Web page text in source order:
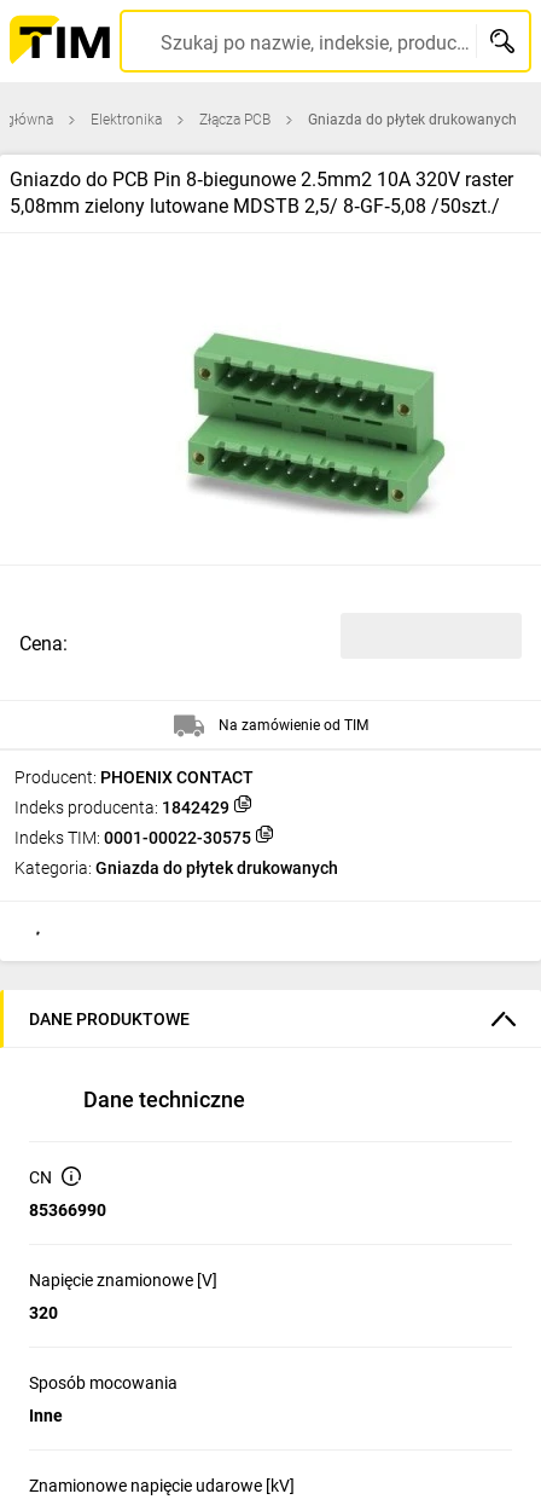
Szukaj po nazwie, indeksie, producencie, kodzie kreskowym...
główna Elektronika Złącza PCB Gniazda do płytek drukowanych
Gniazdo do PCB Pin 8‑biegunowe 2.5mm2 10A 320V raster
5,08mm zielony lutowane MDSTB 2,5/ 8‑GF‑5,08 /50szt./
Producent: PHOENIX CONTACT
Indeks producenta: 1842429
Indeks TIM: 0001-00022-30575
Kategoria: Gniazda do płytek drukowanych
Cena:
Na zamówienie od TIM
DANE PRODUKTOWE
Dane techniczne
CN
85366990
Napięcie znamionowe [V]
320
Sposób mocowania
Inne
Znamionowe napięcie udarowe [kV]